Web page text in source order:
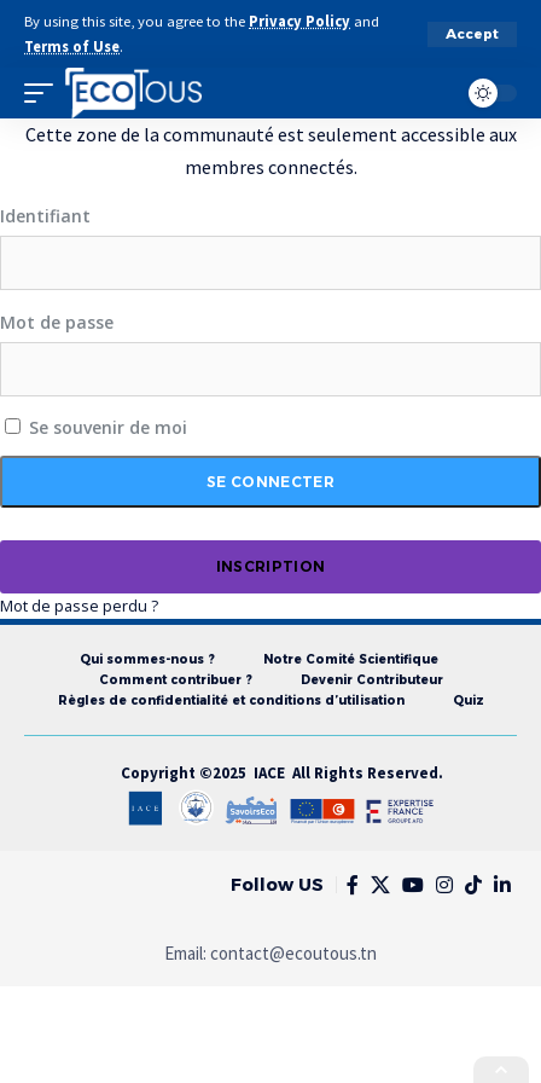
By using this site, you agree to the Privacy Policy and
Terms of Use.
Accept
Cette zone de la communauté est seulement accessible aux
membres connectés.
Identifiant
Mot de passe
Se souvenir de moi
INSCRIPTION
Mot de passe perdu ?
Qui sommes-nous ?
Notre Comité Scientifique
Comment contribuer ?
Devenir Contributeur
Règles de confidentialité et conditions d’utilisation
Quiz
Copyright ©2025 IACE All Rights Reserved.
Follow US
Email: contact@ecoutous.tn